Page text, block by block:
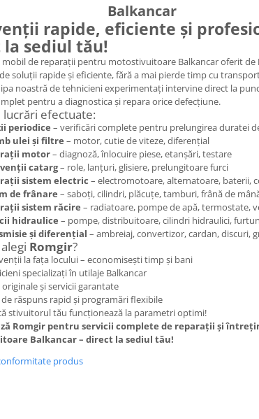
Balkancar
rapide, eficiente și
sediul tău!
mobil de reparații pentru motostivuitoare Balkancar oferit de
soluții rapide și eficiente, fără a mai pierde timp cu
noastră de tehnicieni experimentați intervine direct la
pentru a diagnostica și repara orice defecțiune.
lucrări efectuate:
periodice – verificări complete pentru prelungirea duratei
ulei și filtre – motor, cutie de viteze, diferențial
motor– diagnoză, înlocuire piese, etanșări, testare
catarg– role, lanțuri, glisiere, prelungitoare furci
sistem electric – electromotoare, alternatoare, baterii,
de frânare – saboți, cilindri, plăcuțe, tamburi, frână de
sistem răcire – radiatoare, pompe de apă, termostate,
hidraulice – pompe, distribuitoare, cilindri hidraulici,
și diferențial – ambreiaj, convertizor, cardan, discuri,
Romgir?
la fața locului – economisești timp și bani
specializați în utilaje Balkancar
originale și servicii garantate
de răspuns rapid și programări flexibile
stivuitorul tău funcționează la parametri optimi!
Romgir pentru servicii complete de reparații și
Balkancar – direct la sediul tău!
produs